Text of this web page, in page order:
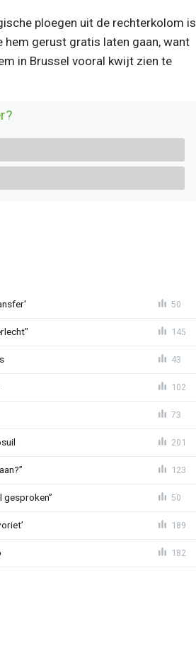
ploegen uit de rechterkolom is
hem gerust gratis laten gaan, want
in Brussel vooral kwijt zien te
50
145
43
102
73
201
123
gesproken” 50
189
182